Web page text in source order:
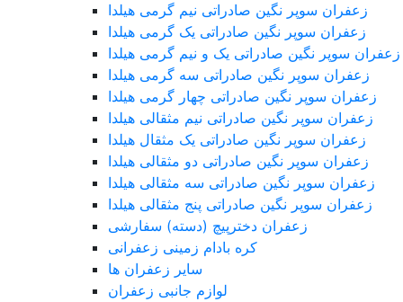
زعفران سوپر نگین صادراتی نیم گرمی هیلدا
زعفران سوپر نگین صادراتی یک گرمی هیلدا
زعفران سوپر نگین صادراتی یک و نیم گرمی هیلدا
زعفران سوپر نگین صادراتی سه گرمی هیلدا
زعفران سوپر نگین صادراتی چهار گرمی هیلدا
زعفران سوپر نگین صادراتی نیم مثقالی هیلدا
زعفران سوپر نگین صادراتی یک مثقال هیلدا
زعفران سوپر نگین صادراتی دو مثقالی هیلدا
زعفران سوپر نگین صادراتی سه مثقالی هیلدا
زعفران سوپر نگین صادراتی پنج مثقالی هیلدا
زعفران دخترپیچ (دسته) سفارشی
کره بادام زمینی زعفرانی
سایر زعفران ها
لوازم جانبی زعفران